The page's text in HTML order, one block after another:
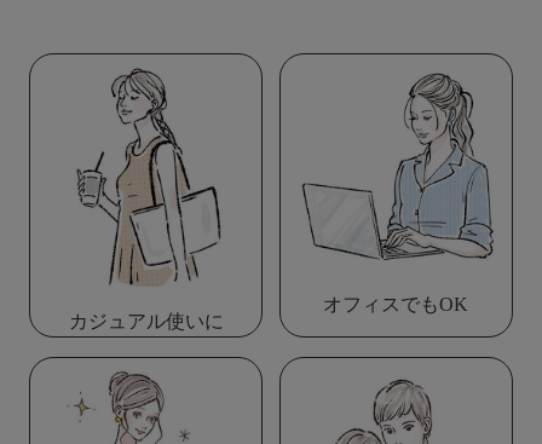
カジュアル使いに
オフィスでもOK